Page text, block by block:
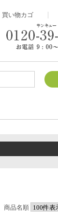
買い物カゴ
商品名順